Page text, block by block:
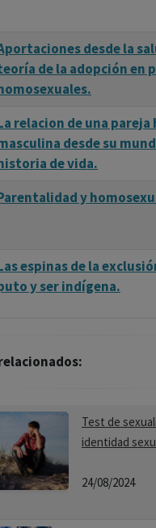
desde la
de la adopción en
relacion de una
desde su
de vida.
y
espinas de la
y ser indígena.
Test de
identidad
24/08/2024